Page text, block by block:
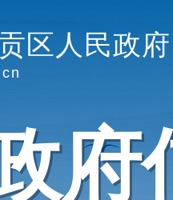
区人民政府
府